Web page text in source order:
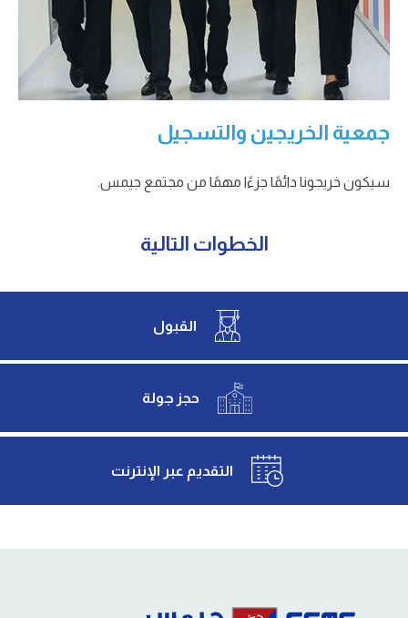
جمعية الخريجين والتسجيل
سيكون خريجونا دائمًا جزءًا مهمًا من مجتمع جيمس.
الخطوات التالية
القبول
حجز جولة
التقديم عبر الإنترنت